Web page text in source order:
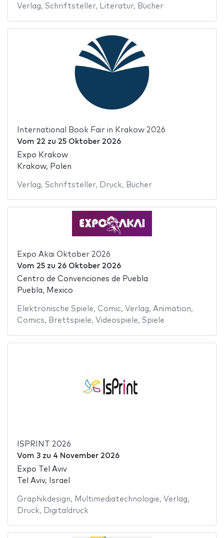
Verlag, Schriftsteller, Literatur, Bücher
International Book Fair in Krakow 2026
Vom 22 zu 25 Oktober 2026
Expo Krakow
Krakow, Polen
Verlag, Schriftsteller, Druck, Bücher
Expo Akai Oktober 2026
Vom 25zu 26 Oktober 2026
Centro de Convenciones de Puebla
Puebla, Mexico
Elektronische Spiele, Comic, Verlag, Animation,
Comics, Brettspiele, Videospiele, Spiele
ISPRINT 2026
Vom 3zu 4 November 2026
Expo Tel Aviv
Tel Aviv, Israel
Graphikdesign, Multimediatechnologie, Verlag,
Druck, Digitaldruck